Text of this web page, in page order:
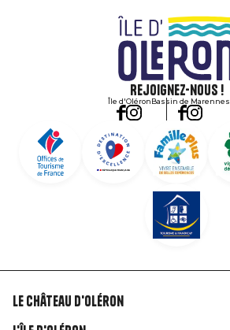
Rejoignez-nous !
Île d'OléronBassin de Marennes
Liens
Le Château d'Oléron